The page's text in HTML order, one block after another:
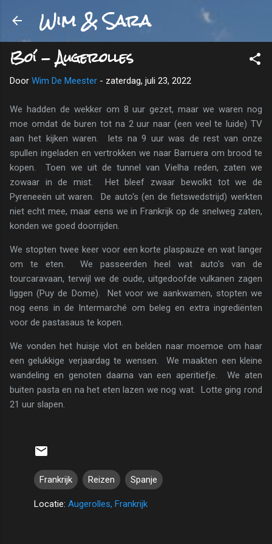
Doorgaan naar hoofdcontent
Wim & Sara
Boí - Augerolles
Door Wim De Meester - zaterdag, juli 23, 2022
We hadden de wekker om 8 uur gezet, maar we waren nog
moe omdat de buren tot na 2 uur naar (een veel te luide) TV
aan het kijken waren. Iets na 9 uur was de rest van onze
spullen ingeladen en vertrokken we naar Barruera om brood te
kopen. Toen we uit de tunnel van Vielha reden, zaten we
zowaar in de mist. Het bleef zwaar bewolkt tot we de
Pyreneeën uit waren. De auto's (en de fietswedstrijd) werkten
niet echt mee, maar eens we in Frankrijk op de snelweg zaten,
konden we goed doorrijden.
We stopten twee keer voor een korte plaspauze en wat langer
om te eten. We passeerden heel wat auto's van de
tourcaravaan, terwijl we de oude, uitgedoofde vulkanen zagen
liggen (Puy de Dome). Net voor we aankwamen, stopten we
nog eens in de Intermarché om beleg en extra ingrediënten
voor de pastasaus te kopen.
We vonden het huisje vlot en belden naar moemoe om haar
een gelukkige verjaardag te wensen. We maakten een kleine
wandeling en genoten daarna van een aperitiefje. We aten
buiten pasta en na het eten lazen we nog wat. Lotte ging rond
21 uur slapen.
Frankrijk Reizen Spanje
Locatie: Augerolles, Frankrijk